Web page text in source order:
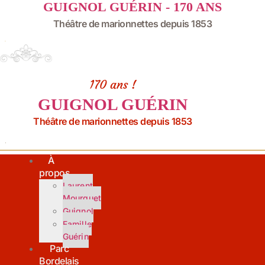
GUIGNOL GUÉRIN - 170 ANS
Théâtre de marionnettes depuis 1853
170 ans !
GUIGNOL GUÉRIN
Théâtre de marionnettes depuis 1853
À
propos
Laurent
Mourguet
Guignol
Famille
Guérin
Parc
Bordelais